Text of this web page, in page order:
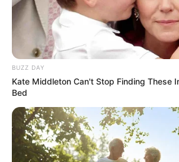
BUZZ DAY
Kate Middleton Can't Stop Finding These
Bed